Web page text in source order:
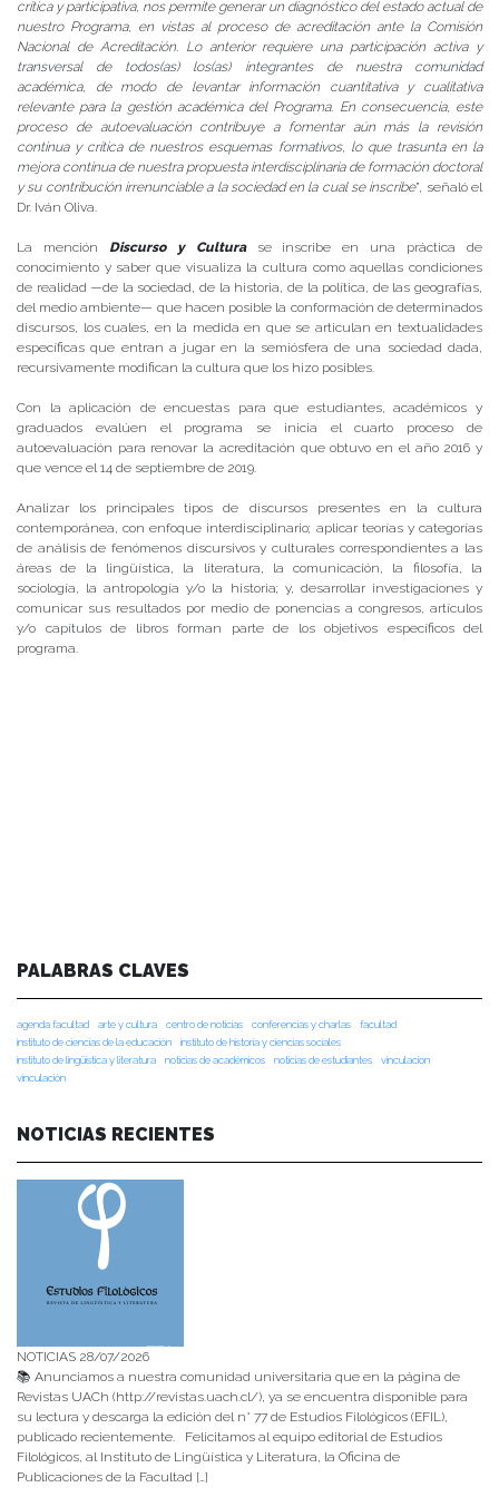
crítica y participativa, nos permite generar un diagnóstico del estado actual de
nuestro Programa, en vistas al proceso de acreditación ante la Comisión
Nacional de Acreditación. Lo anterior requiere una participación activa y
transversal de todos(as) los(as) integrantes de nuestra comunidad
académica, de modo de levantar información cuantitativa y cualitativa
relevante para la gestión académica del Programa. En consecuencia, este
proceso de autoevaluación contribuye a fomentar aún más la revisión
continua y crítica de nuestros esquemas formativos, lo que trasunta en la
mejora continua de nuestra propuesta interdisciplinaria de formación doctoral
y su contribución irrenunciable a la sociedad en la cual se inscribe”, señaló el
Dr. Iván Oliva.
La mención Discurso y Culturase inscribe en una práctica de
conocimiento y saber que visualiza la cultura como aquellas condiciones
de realidad —de la sociedad, de la historia, de la política, de las geografías,
del medio ambiente— que hacen posible la conformación de determinados
discursos, los cuales, en la medida en que se articulan en textualidades
específicas que entran a jugar en la semiósfera de una sociedad dada,
recursivamente modifican la cultura que los hizo posibles.
Con la aplicación de encuestas para que estudiantes, académicos y
graduados evalúen el programa se inicia el cuarto proceso de
autoevaluación para renovar la acreditación que obtuvo en el año 2016 y
que vence el 14 de septiembre de 2019.
Analizar los principales tipos de discursos presentes en la cultura
contemporánea, con enfoque interdisciplinario; aplicar teorías y categorías
de análisis de fenómenos discursivos y culturales correspondientes a las
áreas de la lingüística, la literatura, la comunicación, la filosofía, la
sociología, la antropología y/o la historia; y, desarrollar investigaciones y
comunicar sus resultados por medio de ponencias a congresos, artículos
y/o capítulos de libros forman parte de los objetivos específicos del
programa.
PALABRAS CLAVES
agenda facultad arte y cultura centro de noticias conferencias y charlas
facultad
instituto de ciencias de la educación
instituto de historia y ciencias sociales
instituto de lingüística y literatura
noticias de académicos noticias de estudiantes
vinculacion
vinculación
NOTICIAS RECIENTES
NOTICIAS 28/07/2026
📚 Anunciamos a nuestra comunidad universitaria que en la página de
Revistas UACh (http://revistas.uach.cl/), ya se encuentra disponible para
su lectura y descarga la edición del n° 77 de Estudios Filológicos (EFIL),
publicado recientemente. Felicitamos al equipo editorial de Estudios
Filológicos, al Instituto de Lingüística y Literatura, la Oficina de
Publicaciones de la Facultad […]